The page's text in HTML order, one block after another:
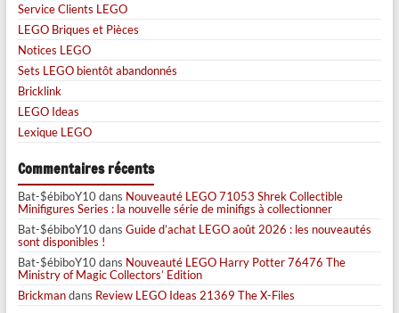
Service Clients LEGO
LEGO Briques et Pièces
Notices LEGO
Sets LEGO bientôt abandonnés
Bricklink
LEGO Ideas
Lexique LEGO
Commentaires récents
Bat-$ébiboY10dans Nouveauté LEGO 71053 Shrek Collectible
Minifigures Series : la nouvelle série de minifigs à collectionner
Bat-$ébiboY10dans Guide d’achat LEGO août 2026 : les nouveautés
sont disponibles !
Bat-$ébiboY10dans Nouveauté LEGO Harry Potter 76476 The
Ministry of Magic Collectors’ Edition
Brickmandans Review LEGO Ideas 21369 The X-Files